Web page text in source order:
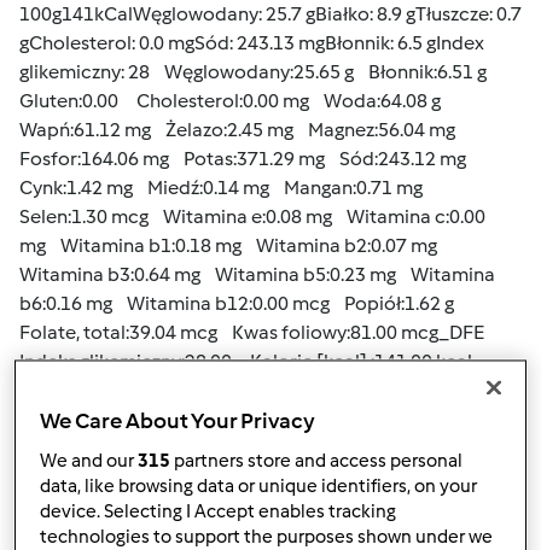
100g141kCalWęglowodany: 25.7 gBiałko: 8.9 gTłuszcze: 0.7
gCholesterol: 0.0 mgSód: 243.13 mgBłonnik: 6.5 gIndex
glikemiczny: 28 Węglowodany:25.65 g Błonnik:6.51 g
Gluten:0.00 Cholesterol:0.00 mg Woda:64.08 g
Wapń:61.12 mg Żelazo:2.45 mg Magnez:56.04 mg
Fosfor:164.06 mg Potas:371.29 mg Sód:243.12 mg
Cynk:1.42 mg Miedź:0.14 mg Mangan:0.71 mg
Selen:1.30 mcg Witamina e:0.08 mg Witamina c:0.00
mg Witamina b1:0.18 mg Witamina b2:0.07 mg
Witamina b3:0.64 mg Witamina b5:0.23 mg Witamina
b6:0.16 mg Witamina b12:0.00 mcg Popiół:1.62 g
Folate, total:39.04 mcg Kwas foliowy:81.00 mcg_DFE
Indeks glikemiczny:28.00 Kalorie [kcal] :141.00 kcal
Izoleucyna:0.41 g Leucyna:0.75 g Lizyna:0.71 g
Metionina:0.10 g Fenyloalanina:0.51 g Walina:0.45 g
Tyrozyna:0.25 g Histydyna:0.28 g Arginina:0.56 g
Cystyna:0.08 g Seryna:0.55 g Alanina:0.41 g
Glicyna:0.37 g Kwas glutaminowy:1.45 g Prolina:0.35 g
We Care About Your Privacy
We and our315 partners store and access personal
data, like browsing data or unique identifiers, on your
device. Selecting I Accept enables tracking
technologies to support the purposes shown under we